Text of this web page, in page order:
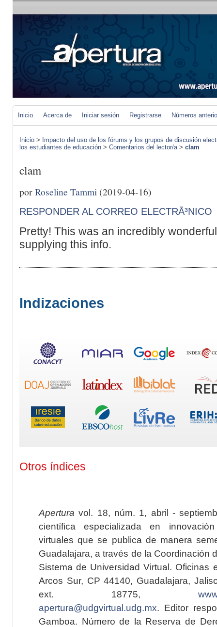
Inicio Acerca de Iniciar sesión Registrarse Números
Inicio > Impacto del uso de los fórums y los grupos de discusión
los estudiantes de educación > Comentarios del lector/a> clam
clam
porRoseline Tammi (2019-04-16)
RESPONDER AL CORREO ELECTRÃ³NICO
Pretty! This was an incredibly
supplying this info.
Indizaciones
Otros índices
Apertura vol. 18, núm. 1, abril -
científica especializada en
virtuales que se publica de manera
Guadalajara, a través de la Coordinación
Sistema de Universidad Virtual. Oficinas
Arcos Sur, CP 44140, Guadalajara,
ext. 18775,
apertura@udgvirtual.udg.mx. Editor
Gamboa. Número de la Reserva de